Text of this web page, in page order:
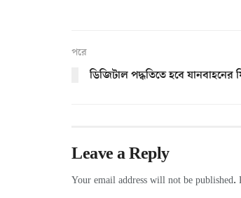
পরে
ডিজিটাল পদ্ধতিতে হবে যানবাহনের
Leave a Reply
Your email address will not be published.